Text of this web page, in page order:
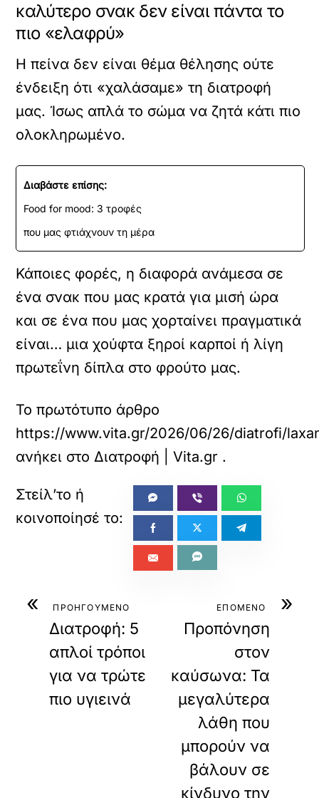
καλύτερο σνακ δεν είναι πάντα το
πιο «ελαφρύ»
Η πείνα δεν είναι θέμα θέλησης ούτε
ένδειξη ότι «χαλάσαμε» τη διατροφή
μας. Ίσως απλά το σώμα να ζητά κάτι πιο
ολοκληρωμένο.
Διαβάστε επίσης:
Food for mood: 3 τροφές
που μας φτιάχνουν τη μέρα
Κάποιες φορές, η διαφορά ανάμεσα σε
ένα σνακ που μας κρατά για μισή ώρα
και σε ένα που μας χορταίνει πραγματικά
είναι… μια χούφτα ξηροί καρποί ή λίγη
πρωτεΐνη δίπλα στο φρούτο μας.
Το πρωτότυπο άρθρο
https://www.vita.gr/2026/06/26/diatrofi/
ανήκει στοΔιατροφή | Vita.gr .
« ΠΡΟΗΓΟΥΜΕΝΟ
Διατροφή: 5
απλοί τρόποι
για να τρώτε
πιο υγιεινά
»
ΕΠΟΜΕΝΟ
Προπόνηση
στον
καύσωνα: Τα
μεγαλύτερα
λάθη που
μπορούν να
βάλουν σε
κίνδυνο την